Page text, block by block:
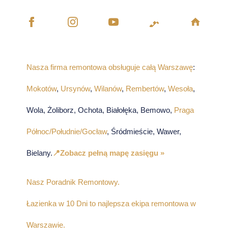
Nasza firma remontowa obsługuje całą Warszawę:
Mokotów, Ursynów,Wilanów, Rembertów,Wesoła,
Wola, Żoliborz, Ochota, Białołęka, Bemowo, Praga
Północ/Południe/Gocław, Śródmieście, Wawer,
Bielany. 📍Zobacz pełną mapę zasięgu »
Nasz Poradnik Remontowy.
Łazienka w 10 Dni to najlepsza ekipa remontowa w
Warszawie.